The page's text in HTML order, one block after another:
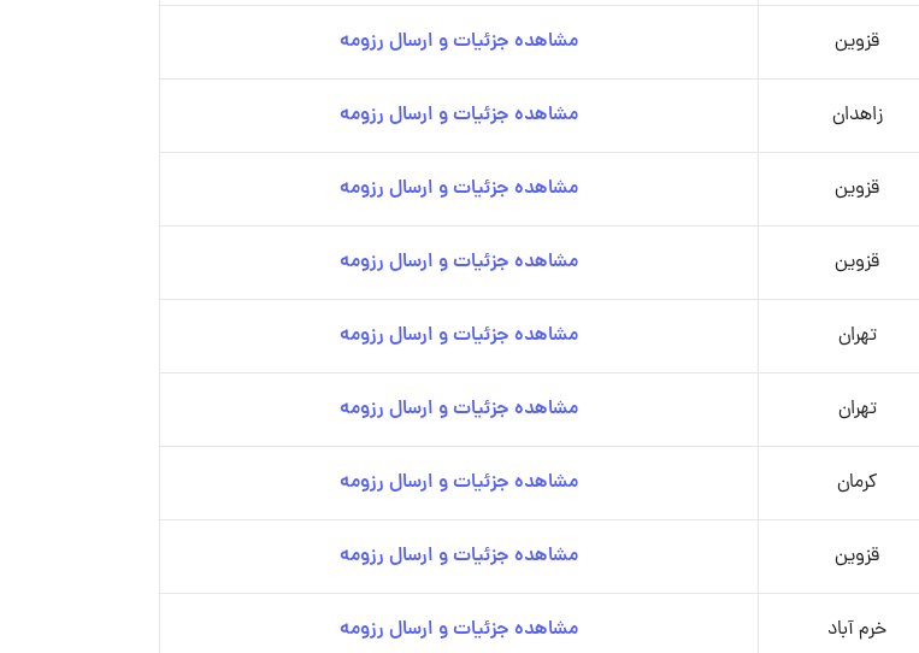
قزوین مشاهده جزئیات و ارسال رزومه
زاهدان مشاهده جزئیات و ارسال رزومه
قزوین مشاهده جزئیات و ارسال رزومه
قزوین مشاهده جزئیات و ارسال رزومه
تهران مشاهده جزئیات و ارسال رزومه
تهران مشاهده جزئیات و ارسال رزومه
کرمان مشاهده جزئیات و ارسال رزومه
قزوین مشاهده جزئیات و ارسال رزومه
خرم آباد مشاهده جزئیات و ارسال رزومه